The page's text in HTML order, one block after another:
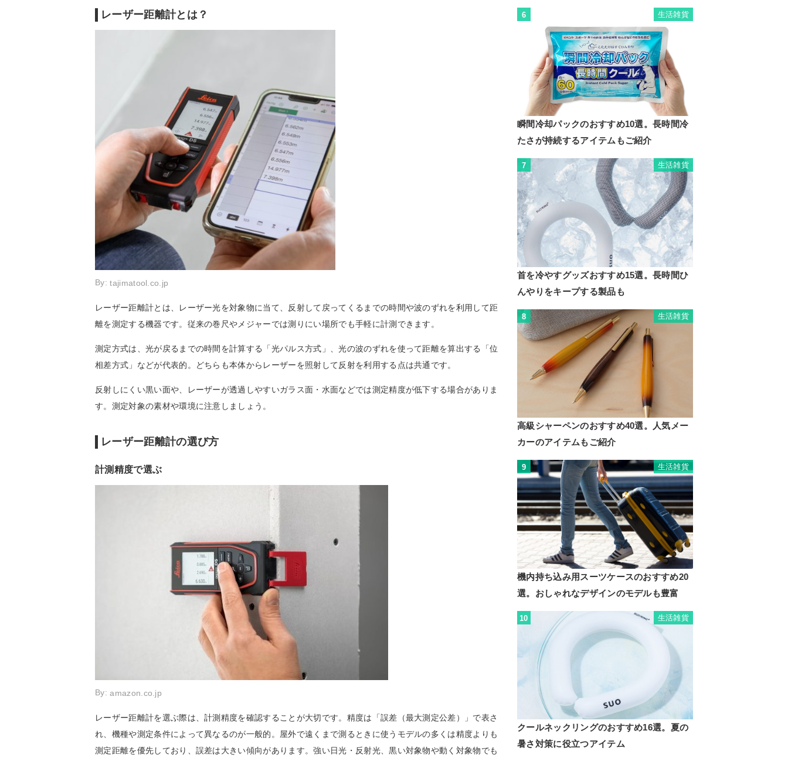
レーザー距離計とは？
By:tajimatool.co.jp
レーザー距離計とは、レーザー光を対象物に当て、反射して戻ってくるまでの時間や波のずれを利用して距
離を測定する機器です。従来の巻尺やメジャーでは測りにい場所でも手軽に計測できます。
測定方式は、光が戻るまでの時間を計算する「光パルス方式」、光の波のずれを使って距離を算出する「位
相差方式」などが代表的。どちらも本体からレーザーを照射して反射を利用する点は共通です。
反射しにくい黒い面や、レーザーが透過しやすいガラス面・水面などでは測定精度が低下する場合がありま
す。測定対象の素材や環境に注意しましょう。
レーザー距離計の選び方
計測精度で選ぶ
By:amazon.co.jp
レーザー距離計を選ぶ際は、計測精度を確認することが大切です。精度は「誤差（最大測定公差）」で表さ
れ、機種や測定条件によって異なるのが一般的。屋外で遠くまで測るときに使うモデルの多くは精度よりも
測定距離を優先しており、誤差は大きい傾向があります。強い日光・反射光、黒い対象物や動く対象物でも
6 生活雑貨
瞬間冷却パックのおすすめ10選。長時間冷
たさが持続するアイテムもご紹介
7 生活雑貨
首を冷やすグッズおすすめ15選。長時間ひ
んやりをキープする製品も
8 生活雑貨
高級シャーペンのおすすめ40選。人気メー
カーのアイテムもご紹介
9 生活雑貨
機内持ち込み用スーツケースのおすすめ20
選。おしゃれなデザインのモデルも豊富
10 生活雑貨
クールネックリングのおすすめ16選。夏の
暑さ対策に役立つアイテム